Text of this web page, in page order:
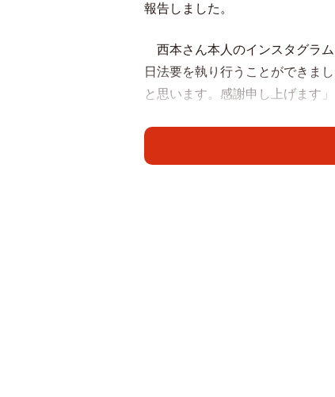
報告しました。
西本さん本人のインスタグラ
日法要を執り行うことができま
と思います。感謝申し上げます
同時に公開した写真は、西本さ
からは「こんな感じにあちらで